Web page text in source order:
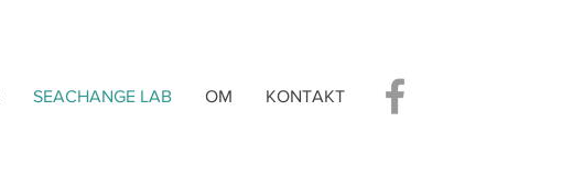
SEACHANGE LAB OM KONTAKT